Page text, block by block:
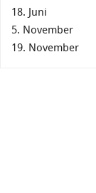
18. Juni
5. November
19. November